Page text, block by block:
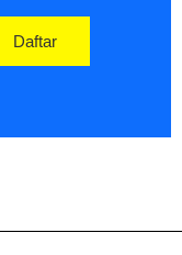
Daftar